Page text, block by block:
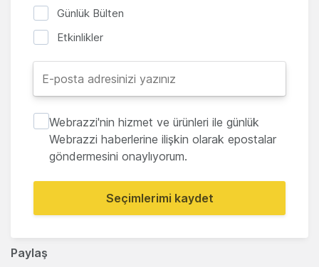
Paylaş
Günlük Bülten
Etkinlikler
Webrazzi'nin hizmet ve ürünleri ile günlük
Webrazzi haberlerine ilişkin olarak epostalar
göndermesini onaylıyorum.
Seçimlerimi kaydet